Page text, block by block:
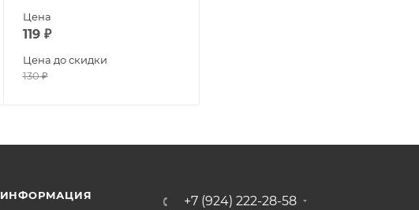
Цена
119₽
Цена до скидки
130₽
ИНФОРМАЦИЯ +7 (924) 222-28-58